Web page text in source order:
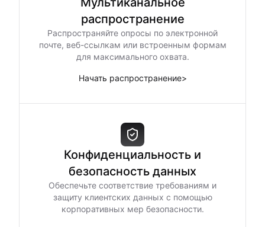
распространение
Распространяйте опросы по электронной
почте, веб-ссылкам или встроенным формам
для максимального охвата.
Начать распространение>
Конфиденциальность и
безопасность данных
Обеспечьте соответствие требованиям и
защиту клиентских данных с помощью
корпоративных мер безопасности.